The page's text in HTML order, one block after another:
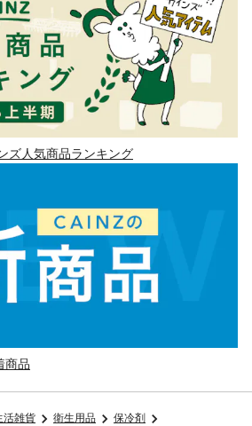
ズ人気商品ランキング
商品
活雑貨 衛生用品
保冷剤